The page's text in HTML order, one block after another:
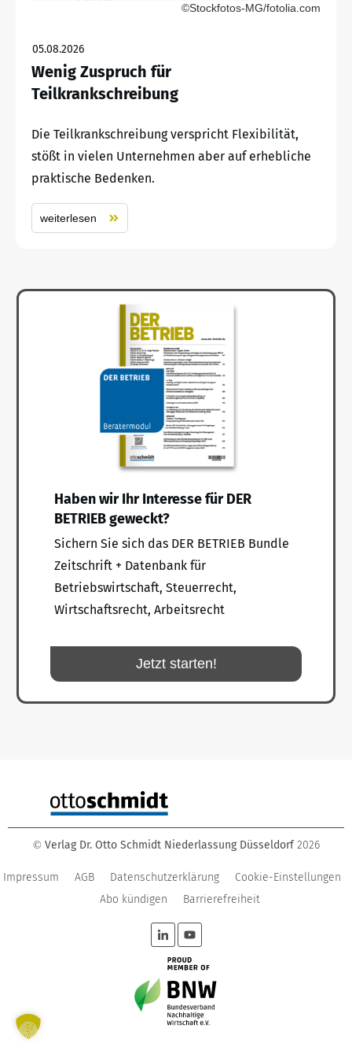
©Stockfotos-MG/fotolia.com
05.08.2026
Wenig Zuspruch für
Teilkrankschreibung
Die Teilkrankschreibung verspricht Flexibilität,
stößt in vielen Unternehmen aber auf erhebliche
praktische Bedenken.
weiterlesen
Haben wir Ihr Interesse für DER
BETRIEB geweckt?
Sichern Sie sich das DER BETRIEB Bundle
Zeitschrift + Datenbank für
Betriebswirtschaft, Steuerrecht,
Wirtschaftsrecht, Arbeitsrecht
Jetzt starten!
© Verlag Dr. Otto Schmidt Niederlassung Düsseldorf 2026
Impressum AGB Datenschutzerklärung
Cookie-Einstellungen
Abo kündigen
Barrierefreiheit